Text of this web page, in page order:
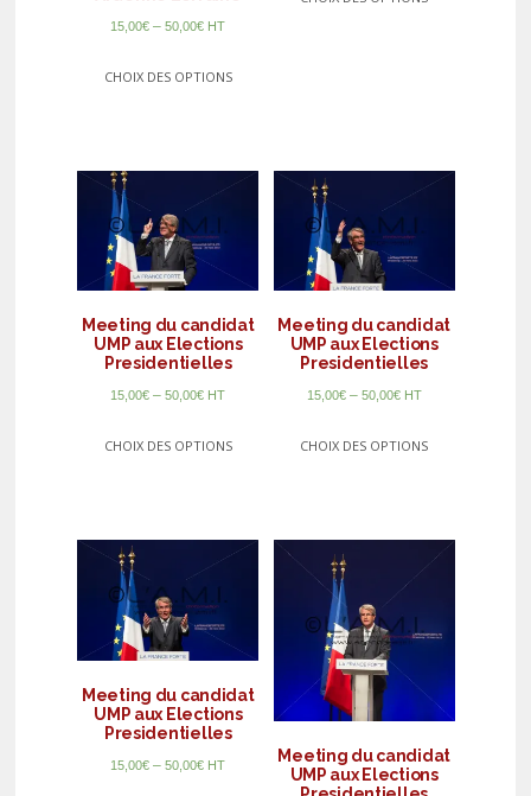
15,00€ –50,00€ HT
CHOIX DES OPTIONS
Meeting du candidat
UMP aux Elections
Presidentielles
15,00€ –50,00€ HT
CHOIX DES OPTIONS
Meeting du candidat
UMP aux Elections
Presidentielles
15,00€– 50,00€ HT
CHOIX DES OPTIONS
Meeting du candidat
UMP aux Elections
Presidentielles
15,00€ –50,00€ HT
Meeting du candidat
UMP aux Elections